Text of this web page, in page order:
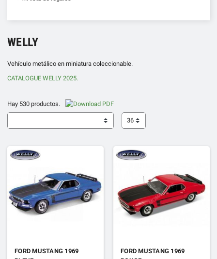
WELLY
Vehículo metálico en miniatura coleccionable.
CATALOGUE WELLY 2025.
Hay 530 productos.
36
FORD MUSTANG 1969
FORD MUSTANG 1969